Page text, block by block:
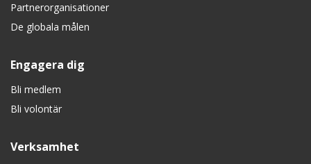
Partnerorganisationer
De globala målen
Engagera dig
Bli medlem
Bli volontär
Verksamhet